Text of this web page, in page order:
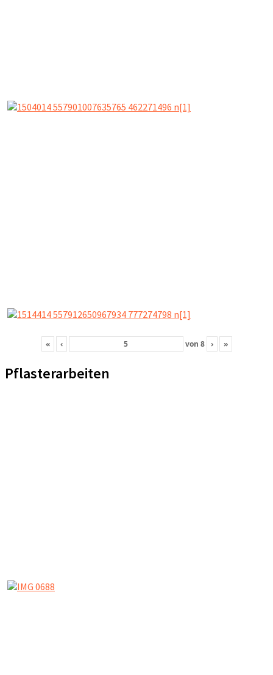
« ‹ von 8 › »
Pflasterarbeiten